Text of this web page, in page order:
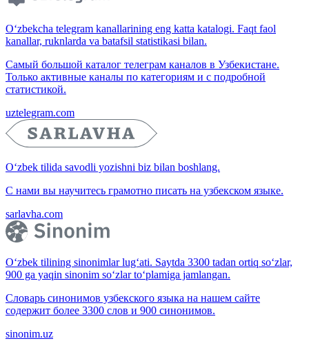
O‘zbekcha telegram kanallarining eng katta katalogi. Faqt faol
kanallar, ruknlarda va batafsil statistikasi bilan.
Самый большой каталог телеграм каналов в Узбекистане.
Только активные каналы по категориям и с подробной
статистикой.
uztelegram.com
O‘zbek tilida savodli yozishni biz bilan boshlang.
С нами вы научитесь грамотно писать на узбекском языке.
sarlavha.com
O‘zbek tilining sinonimlar lug‘ati. Saytda 3300 tadan ortiq so‘zlar,
900 ga yaqin sinonim so‘zlar to‘plamiga jamlangan.
Словарь синонимов узбекского языка на нашем сайте
содержит более 3300 слов и 900 синонимов.
sinonim.uz